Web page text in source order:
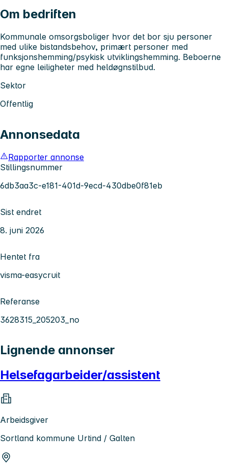
Om bedriften
Kommunale omsorgsboliger hvor det bor sju personer
med ulike bistandsbehov, primært personer med
funksjonshemming/psykisk utviklingshemming. Beboerne
har egne leiligheter med heldøgnstilbud.
Sektor
Offentlig
Annonsedata
Rapporter annonse
Stillingsnummer
6db3aa3c-e181-401d-9ecd-430dbe0f81eb
Sist endret
8. juni 2026
Hentet fra
visma-easycruit
Referanse
3628315_205203_no
Lignende annonser
Helsefagarbeider/assistent
Arbeidsgiver
Sortland kommune Urtind / Galten